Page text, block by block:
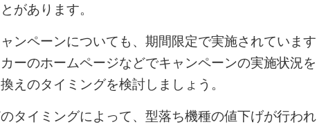
があります。
ンペーンについても、期間限定で実施されています
ーのホームページなどでキャンペーンの実施状況を
えのタイミングを検討しましょう。
タイミングによって、型落ち機種の値下げが行われ